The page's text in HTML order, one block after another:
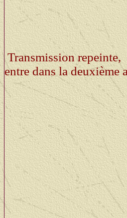
The problems with de
found some parts so
restoration has begun
Transmission repeinte,
entre dans la deuxième
10 - 21 april: De
laatste laagje verf na,
dichtingen ook echt
The work on the
final layer of paint has
24 - 28 april: Het
gevuld met olie en ze
The final layer off paint